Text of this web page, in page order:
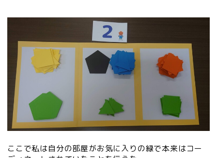
ここで私は自分の部屋がお気に入りの緑で本来はコー